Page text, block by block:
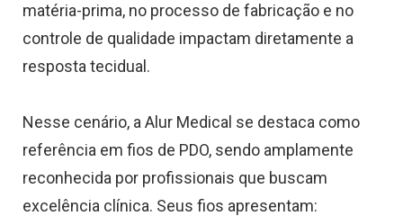
matéria-prima, no processo de fabricação e no
controle de qualidade impactam diretamente a
resposta tecidual.
Nesse cenário, a Alur Medical se destaca como
referência em fios de PDO, sendo amplamente
reconhecida por profissionais que buscam
excelência clínica. Seus fios apresentam: